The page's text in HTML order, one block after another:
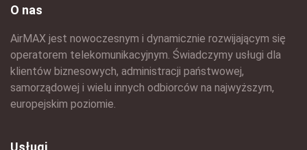
O nas
AirMAX jest nowoczesnym i dynamicznie rozwijającym się
operatorem telekomunikacyjnym. Świadczymy usługi dla
klientów biznesowych, administracji państwowej,
samorządowej i wielu innych odbiorców na najwyższym,
europejskim poziomie.
Usługi